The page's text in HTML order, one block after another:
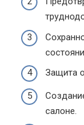
Защита
салоне.